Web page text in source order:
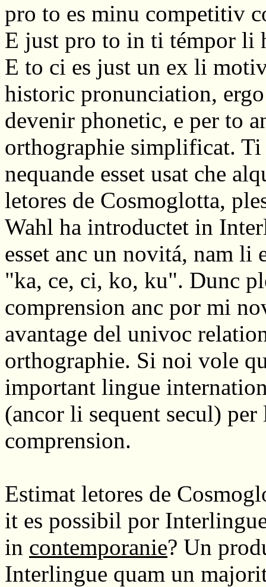
pro to es minu competitiv
E just pro to in ti témpor li
E to ci es just un ex li
historic pronunciation,
devenir phonetic, e per to
orthographie simplificat.
nequande esset usat che
letores de Cosmoglotta,
Wahl ha introductet in
esset anc un novitá, nam
"ka, ce, ci, ko, ku". Dunc
comprension anc por mi
avantage del univoc
orthographie. Si noi vole
important lingue
(ancor li sequent secul)
comprension.
Estimat letores de
it es possibil por
in contemporanie? Un
Interlingue quam un